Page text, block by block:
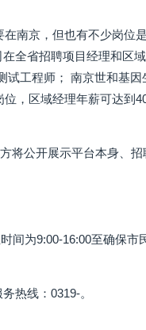
南京，但也有不少岗位
全省招聘项目经理和区
试工程师； 南京世和基
，区域经理年薪可达到
将公开展示平台本身、
间为9:00-16:00至确保市
热线：0319-。